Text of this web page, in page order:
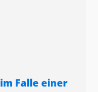
im Falle einer